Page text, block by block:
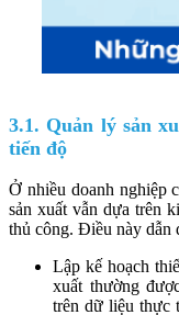
3.1. Quản lý sản
tiến độ
Ở nhiều doanh nghiệp
sản xuất vẫn dựa trên
thủ công. Điều này dẫn
Lập kế hoạch
xuất thường
trên dữ liệu thực